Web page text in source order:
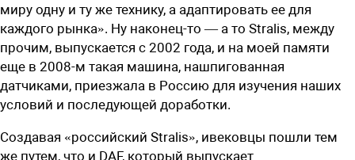
миру одну и ту же технику, а адаптировать ее для
каждого рынка». Ну ­наконец-то — а то Stralis, между
прочим, выпускается c 2002 года, и на моей памяти
еще в 2008-м такая машина, нашпигованная
датчиками, приезжала в Россию для изучения наших
условий и последующей доработки.
Создавая «российский Stralis», ивековцы пошли тем
же путем, что и DAF, который выпускает